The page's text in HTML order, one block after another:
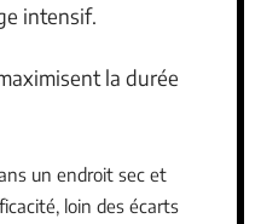
intensif.
la durée
un endroit sec et
loin des écarts